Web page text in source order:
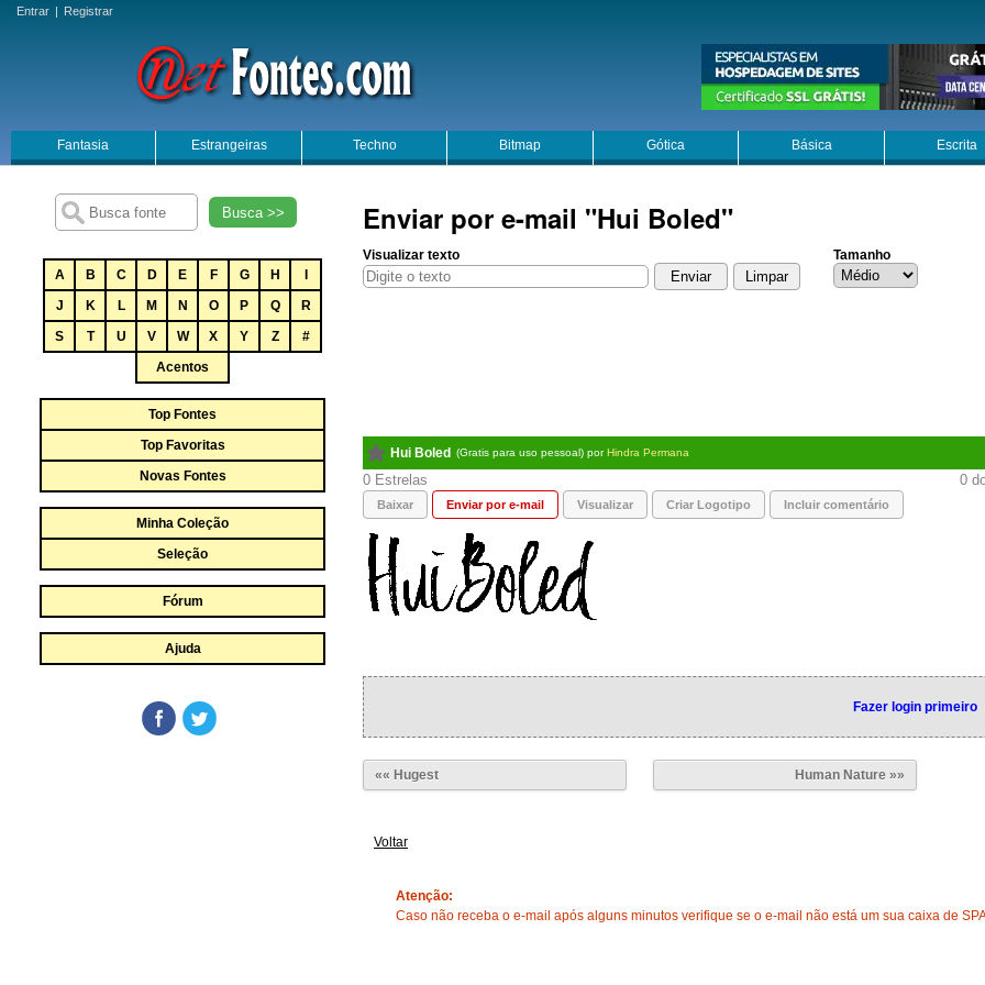
Entrar | Registrar
Fantasia Estrangeiras Techno Bitmap Gótica Básica Escrita
Busca >>
A B C D E F G H
J
K L M N O P Q
R
S
T U V W X Y Z
#
Acentos
Top Fontes
Top Favoritas
Novas Fontes
Minha Coleção
Seleção
Fórum
Ajuda
Enviar por e-mail "Hui Boled"
Visualizar texto Tamanho
Hui Boled (Gratis para uso pessoal) porHindra Permana
0 0
Baixar Enviar por e-mail Visualizar Criar Logotipo Incluir comentário
Fazer login primeiro
«« Hugest Human Nature »»
Voltar
Atenção:
Caso não receba o e-mail após alguns minutos verifique se o e-mail não está um sua caixa de